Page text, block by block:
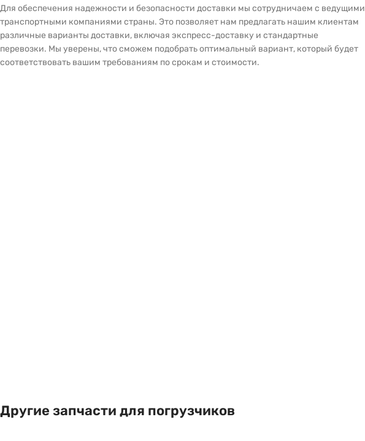
Для обеспечения надежности и безопасности доставки мы сотрудничаем с ведущими
транспортными компаниями страны. Это позволяет нам предлагать нашим клиентам
различные варианты доставки, включая экспресс-доставку и стандартные
перевозки. Мы уверены, что сможем подобрать оптимальный вариант, который будет
соответствовать вашим требованиям по срокам и стоимости.
Другие запчасти для погрузчиков